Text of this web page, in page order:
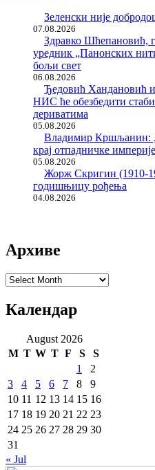
Зеленски није
07.08.2026
Здравко Шћепановић,
уредник „Панонских
бољи свет
06.08.2026
Ђедовић Хандановић
НИС ће обезбедити
дериватима
05.08.2026
Владимир Кршљанин:
крај отпадничке империје
05.08.2026
Жорж Скригин (1910-
годишњицу рођења
04.08.2026
Архиве
Архиве
Календар
August 2026
M T W T F S
S
1
2
3
4 5 6 7 8
9
10 11 12 13 14 15 16
17 18 19 20 21 22 23
24 25 26 27 28 29 30
31
« Jul